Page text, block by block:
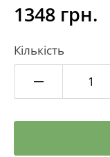
1348 грн.
Кількість